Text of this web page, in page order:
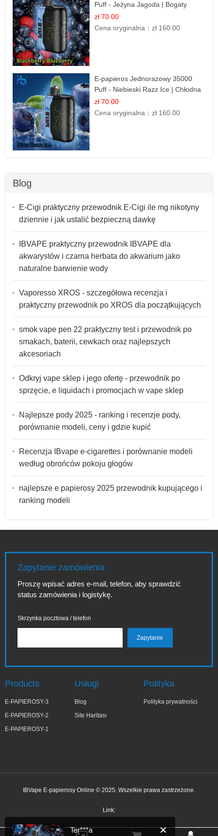
Puff - Jeżyna Jagoda | Bogaty
Smak Leśnych Owoców
zł 70.00
Cena oryginalna：zł 160.00
E-papieros Jednorazowy 35000
Puff - Niebieski Razz Ice | Chłodna
Malina
zł 70.00
Cena oryginalna：zł 160.00
Blog
E-Cigi praktyczny przewodnik E-Cigi ile mg nikotyny
dziennie i jak ustalić bezpieczną dawkę
IBVAPE praktyczny przewodnik IBVAPE dla
akwarystów i czarna herbata do akwarium jako
naturalne barwienie wody
Vaporesso XROS - szczegółowa recenzja i
praktyczny przewodnik po XROS dla początkujących
smok vape pen 22 praktyczny test i przewodnik po
smakach, baterii, cewkach oraz najlepszych
akcesoriach
Odkryj vape sklep i jego ofertę - przewodnik po
sprzęcie, e liquidach i promocjach w vape sklep
Najlepsze pody 2025 - ranking i recenzje pody,
porównanie modeli, ceny i gdzie kupić
Recenzja IBvape e-cigarettes i porównanie modeli
według obrońców pokoju głogów
najlepsze e papierosy 2025 przewodnik kupującego i
ranking modeli
Zapytanie zamówienia
Proszę wpisać adres e-mail, telefon, aby sprawdzić
status zamówienia i logistykę.
Skrzynka pocztowa / telefon
Products
E-PAPIEROSY-3
E-PAPIEROSY-2
E-PAPIEROSY-1
Usługi
Blog
Site Haritası
Polityka
Polityka prywatności
IBVape E-papierosy Online © 2025. Wszelkie prawa zastrzeżone.
Link:
✕
Ter***a